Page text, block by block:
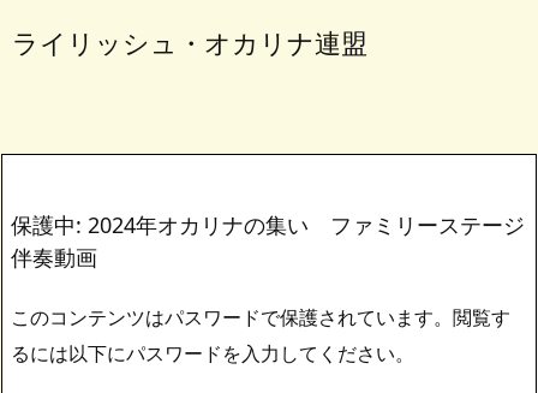
ライリッシュ・オカリナ連盟
保護中: 2024年オカリナの集い ファミリーステージ
伴奏動画
このコンテンツはパスワードで保護されています。閲覧す
るには以下にパスワードを入力してください。